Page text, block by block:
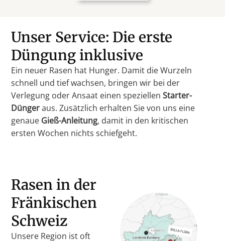
Unser Service: Die erste
Düngung inklusive
Ein neuer Rasen hat Hunger. Damit die Wurzeln
schnell und tief wachsen, bringen wir bei der
Verlegung oder Ansaat einen speziellen Starter-
Düngeraus. Zusätzlich erhalten Sie von uns eine
genaue Gieß-Anleitung, damit in den kritischen
ersten Wochen nichts schiefgeht.
Rasen in der
Fränkischen
Schweiz
Unsere Region ist oft